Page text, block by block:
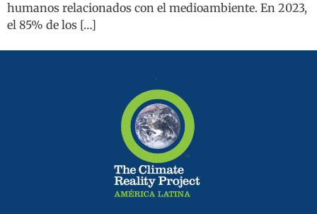
humanos relacionados con el medioambiente. En 2023,
el 85% de los […]